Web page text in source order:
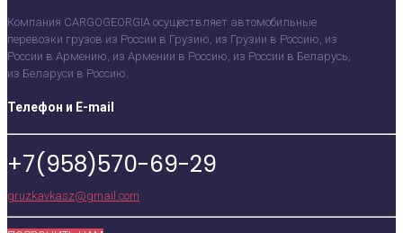
Компания CARGOGEORGIA осуществляет автомобильные
перевозки грузов из России в Грузию, из Грузии в Россию, из
России в Армению, из Армении в Россию, из России в Беларусь,
из Беларуси в Россию.
Телефон и E-mail
+7(958)570-69-29
gruzkavkasz@gmail.com